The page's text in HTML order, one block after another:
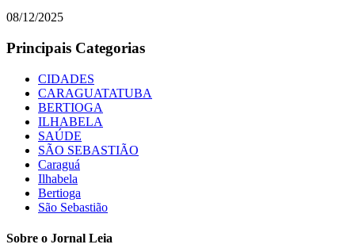
08/12/2025
Principais Categorias
CIDADES
CARAGUATATUBA
BERTIOGA
ILHABELA
SAÚDE
SÃO SEBASTIÃO
Caraguá
Ilhabela
Bertioga
São Sebastião
Sobre o Jornal Leia